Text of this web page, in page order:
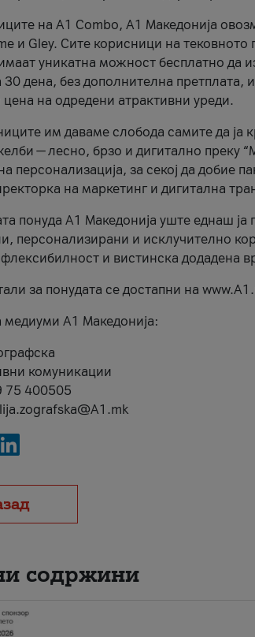
на A1 Combo, А1 Македонија
и Gley. Сите корисници на
уникатна можност бесплатно да
30 дена, без дополнителна претплата,
цена на одредени атрактивни уреди.
им даваме слобода самите да ја
— лесно, брзо и дигитално преку
персонализација, за секој да добие
на маркетинг и дигитална
понуда А1 Македонија уште еднаш ја
персонализирани и исклучително
и вистинска додадена
за понудата се достапни на
медиуми А1 Македонија:
комуникации
75 400505
содржини